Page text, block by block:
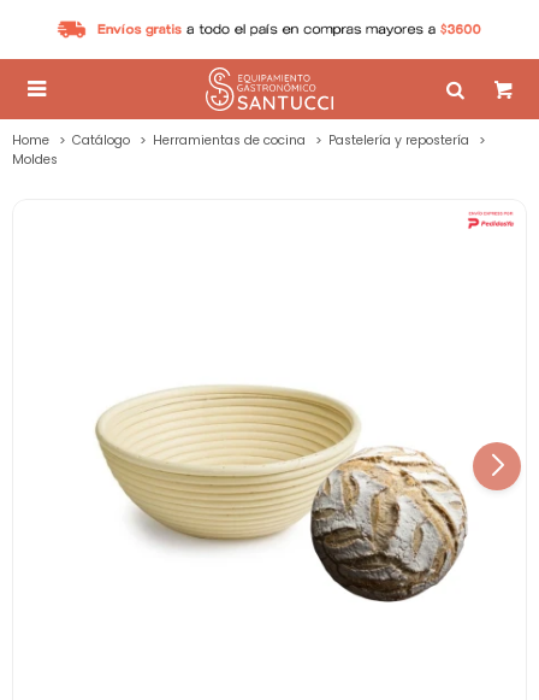

Home Catálogo Herramientas de cocina
Pastelería y repostería
Moldes